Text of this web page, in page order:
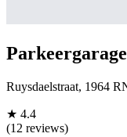
Ruysdaelstraat, 1964
★ 4.4
(12 reviews)